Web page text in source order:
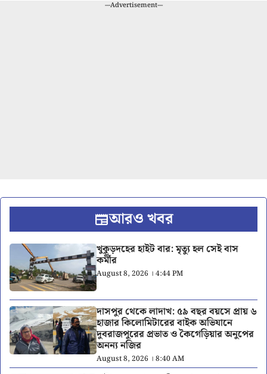
---Advertisement---
আরও খবর
খুকুড়দহের হাইট বার: মৃত্যু হল সেই বাস
কর্মীর
August 8, 2026 । 4:44 PM
দাসপুর থেকে লাদাখ: ৫৯ বছর বয়সে প্রায় ৬
হাজার কিলোমিটারের বাইক অভিযানে
দুবরাজপুরের প্রভাত ও কৈগেড়িয়ার অনুপের
অনন্য নজির
August 8, 2026 । 8:40 AM